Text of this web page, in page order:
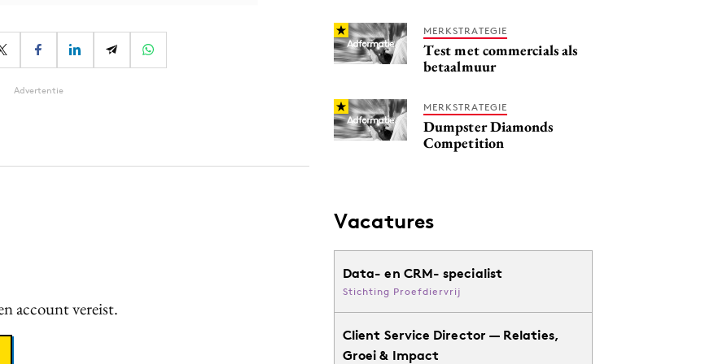
Advertentie
account vereist.
MERKSTRATEGIE
Test met commercials als
betaalmuur
MERKSTRATEGIE
Dumpster Diamonds
Competition
Vacatures
Data- en CRM- specialist
Stichting Proefdiervrij
Client Service Director — Relaties,
Groei & Impact